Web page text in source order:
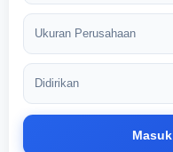
Ukuran Perusahaan
Didirikan